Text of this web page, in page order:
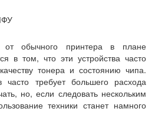
обычного принтера в плане
в том, что эти устройства часто
тонера и состоянию чипа.
часто требует большего расхода
но, если следовать нескольким
техники станет намного